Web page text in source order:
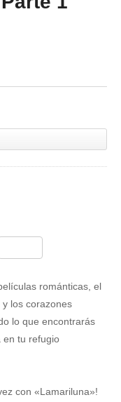
románticas, el
los corazones
lo que encontrarás
en tu refugio
con «Lamariluna»!